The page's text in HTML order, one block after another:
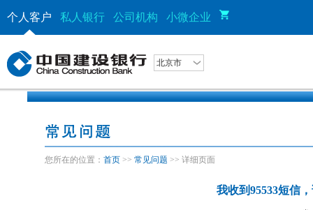
个人客户 私人银行 公司机构 小微企业
北京市
您所在的位置： 首页 >> 常见问题 >> 详细页面
我收到95533短信